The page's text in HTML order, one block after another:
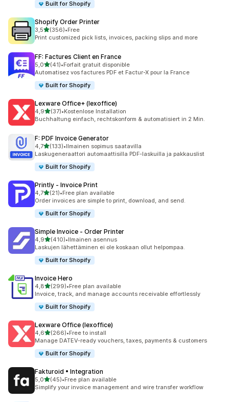
Built for Shopify
Shopify Order Printer
3,5/ 5 tähteä
(356)
356 arvostelua yhteensä
•Free
Print customized pick lists, invoices, packing slips and more
FF: Factures Client en France
5,0/ 5 tähteä
(41)
41 arvostelua yhteensä
•Forfait gratuit disponible
Automatisez vos factures PDF et Factur-X pour la France
Built for Shopify
Lexware Office+ (lexoffice)
4,9/ 5 tähteä
(37)
37 arvostelua yhteensä
•Kostenlose Installation
Buchhaltung einfach, rechtskonform & automatisiert in 2 Min.
F: PDF Invoice Generator
4,7/ 5 tähteä
(133)
133 arvostelua yhteensä
•Ilmainen sopimus saatavilla
Laskugeneraattori automaattisilla PDF-laskuilla ja pakkauslist
Built for Shopify
Printly ‑ Invoice Print
4,7/ 5 tähteä
(21)
21 arvostelua yhteensä
•Free plan available
Order invoices are simple to print, download, and send.
Built for Shopify
Simple Invoice ‑ Order Printer
4,9/ 5 tähteä
(410)
410 arvostelua yhteensä
•Ilmainen asennus
Laskujen lähettäminen ei ole koskaan ollut helpompaa.
Built for Shopify
Invoice Hero
4,8/ 5 tähteä
(299)
299 arvostelua yhteensä
•Free plan available
Invoice, track, and manage accounts receivable effortlessly
Built for Shopify
Lexware Office (lexoffice)
4,6/ 5 tähteä
(266)
266 arvostelua yhteensä
•Free to install
Manage DATEV-ready vouchers, taxes, payments & customers
Built for Shopify
Fakturoid • Integration
5,0/ 5 tähteä
(45)
45 arvostelua yhteensä
•Free plan available
Simplify your invoice management and wire transfer workflow